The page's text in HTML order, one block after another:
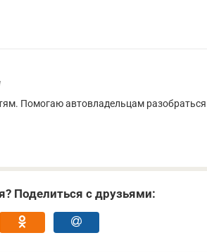
Помогаю автовладельцам разобраться
Поделиться с друзьями: